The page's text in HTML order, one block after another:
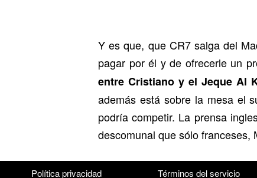
Y es que, que CR7 salga del
pagar por él y de ofrecerle un
entre Cristiano y el Jeque Al
además está sobre la mesa el
podría competir. La prensa
descomunal que sólo franceses,
Política privacidad Términos del servicio